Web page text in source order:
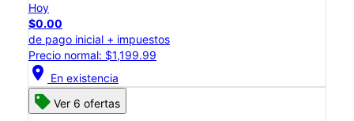
Hoy
$0.00
de pago inicial + impuestos
Precio normal: $1,199.99
location_on En existencia
Ver 6 ofertas